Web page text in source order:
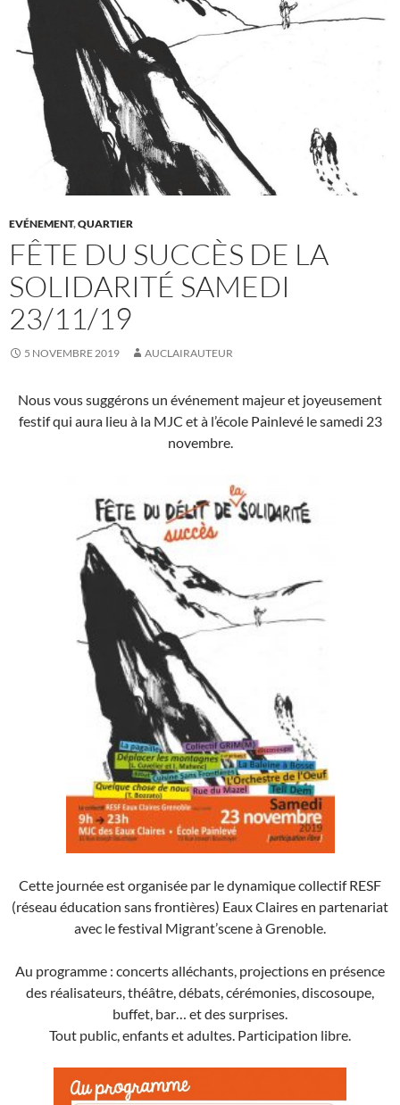
EVÉNEMENT,QUARTIER
FÊTE DU SUCCÈS DE LA
SOLIDARITÉ SAMEDI
23/11/19
5 NOVEMBRE 2019 AUCLAIRAUTEUR
Nous vous suggérons un événement majeur et joyeusement
festif qui aura lieu à la MJC et à l’école Painlevé le samedi 23
novembre.
Cette journée est organisée par le dynamique collectif RESF
(réseau éducation sans frontières) Eaux Claires en partenariat
avec le festival Migrant’scene à Grenoble.
Au programme : concerts alléchants, projections en présence
des réalisateurs, théâtre, débats, cérémonies, discosoupe,
buffet, bar… et des surprises.
Tout public, enfants et adultes. Participation libre.